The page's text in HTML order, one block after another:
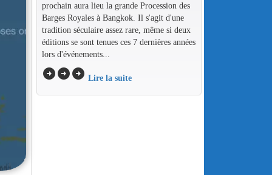
prochain aura lieu la grande Procession des
Barges Royales à Bangkok. Il s'agit d'une
tradition séculaire assez rare, même si deux
éditions se sont tenues ces 7 dernières années
lors d'événements...
arrow_circle_rightarrow_circle_rightarrow_circle_right Lire la suite